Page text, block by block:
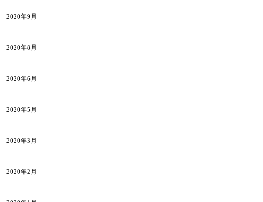
2020年9月
2020年8月
2020年6月
2020年5月
2020年3月
2020年2月